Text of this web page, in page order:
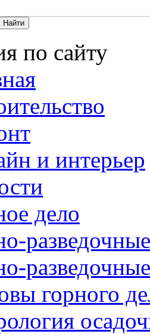
по сайту
и интерьер
дело
горного